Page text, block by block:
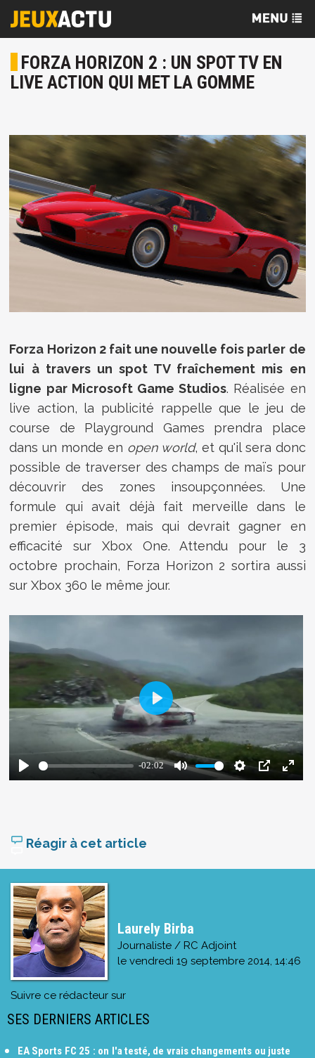
FORZA HORIZON 2 : UN SPOT TV EN
LIVE ACTION QUI MET LA GOMME
Forza Horizon 2 fait une nouvelle fois parler de
lui à travers un spot TV fraîchement mis en
ligne par Microsoft Game Studios. Réalisée en
live action, la publicité rappelle que le jeu de
course de Playground Games prendra place
dans un monde en open world, et qu'il sera donc
possible de traverser des champs de maïs pour
découvrir des zones insoupçonnées. Une
formule qui avait déjà fait merveille dans le
premier épisode, mais qui devrait gagner en
efficacité sur Xbox One. Attendu pour le 3
octobre prochain, Forza Horizon 2 sortira aussi
sur Xbox 360 le même jour.
Réagir à cet article
Laurely Birba
Journaliste / RC Adjoint
le vendredi 19 septembre 2014, 14:46
Suivre ce rédacteur sur
SES DERNIERS ARTICLES
EA Sports FC 25 : on l'a testé, de vrais changements ou juste